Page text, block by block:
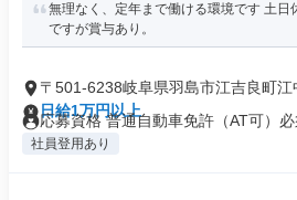
無理なく、定年まで働ける環境です 土日
ですが賞与あり。
〒501-6238岐阜県羽島市江吉良町江
日給1万円以上
応募資格 普通自動車免許（AT可）
社員登用あり